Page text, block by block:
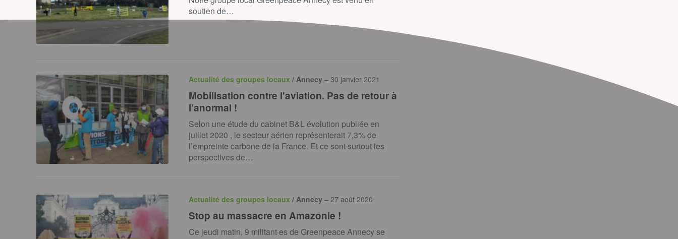
soutien de…
Actualité des groupes locaux / Annecy – 30 janvier 2021
Mobilisation contre l'aviation. Pas de retour à
l'anormal !
Selon une étude du cabinet B&L évolution publiée en
juillet 2020 , le secteur aérien représenterait 7,3% de
l’empreinte carbone de la France. Et ce sont surtout les
perspectives de…
Actualité des groupes locaux / Annecy – 27 août 2020
Stop au massacre en Amazonie !
Ce jeudi matin, 9 militant·es de Greenpeace Annecy se